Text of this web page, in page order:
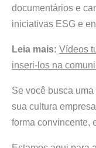
documentários e
iniciativas ESG e
Leia mais: Vídeos
inseri-los na
Se você busca
sua cultura
forma convincente,